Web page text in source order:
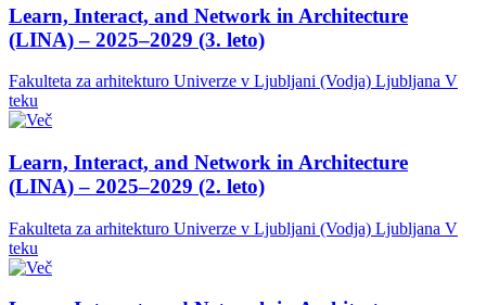
Learn, Interact, and Network in Architecture
(LINA) – 2025–2029 (3. leto)
Fakulteta za arhitekturo Univerze v Ljubljani (Vodja) Ljubljana V
teku
Learn, Interact, and Network in Architecture
(LINA) – 2025–2029 (2. leto)
Fakulteta za arhitekturo Univerze v Ljubljani (Vodja) Ljubljana V
teku